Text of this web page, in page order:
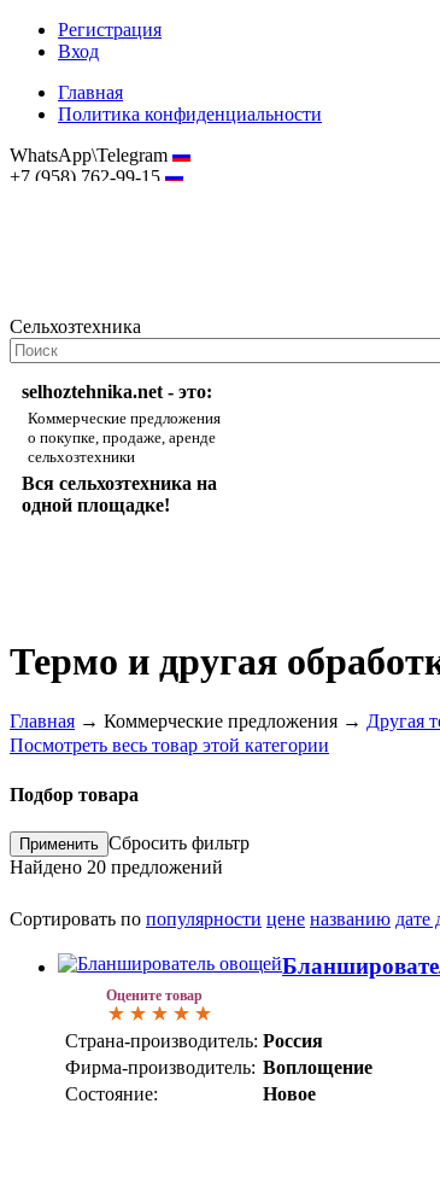
Регистрация
Вход
Главная
Политика конфиденциальности
WhatsApp\Telegram
+7 (958) 762-99-15
Сельхозтехника
selhoztehnika.net - это:
Коммерческие предложения
о покупке, продаже, аренде
сельхозтехники
Вся сельхозтехника на
одной площадке!
Термо и другая
Главная → Коммерческие предложения → Другая
Посмотреть весь товар этой категории
Подбор товара
Сбросить фильтр
Найдено 20 предложений
Сортировать по популярности цене названию дате
Оцените товар
Страна-производитель: Россия
Фирма-производитель: Воплощение
Состояние:
Новое